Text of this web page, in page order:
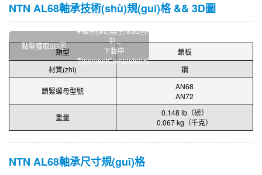
NTN AL68軸承技術(shù)規(guī)格 && 3D圖
點擊獲取3D圖
服務(wù)器生成3d圖
中...
下載中
{{percentComplete}}%
類型
鎖板
材質(zhì)
鋼
鎖緊螺母型號
AN68
AN72
重量
0.148 lb（磅）
0.067 kg（千克）
NTN AL68軸承尺寸規(guī)格